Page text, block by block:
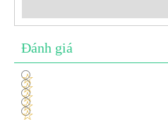
Đánh giá
1
2
3
4
5